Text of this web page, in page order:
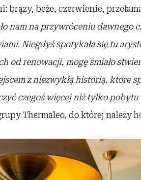
beże, czerwienie,
nam na przywróceniu dawnego
Niegdyś spotykała się tu
od renowacji, mogę śmiało
z niezwykłą historią, które
czegoś więcej niż tylko
Thermaleo, do której należy